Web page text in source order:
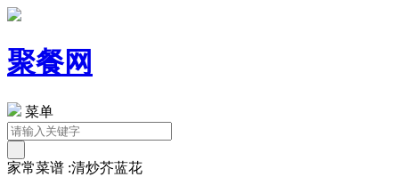
聚餐网
菜单
家常菜谱 :清炒芥蓝花